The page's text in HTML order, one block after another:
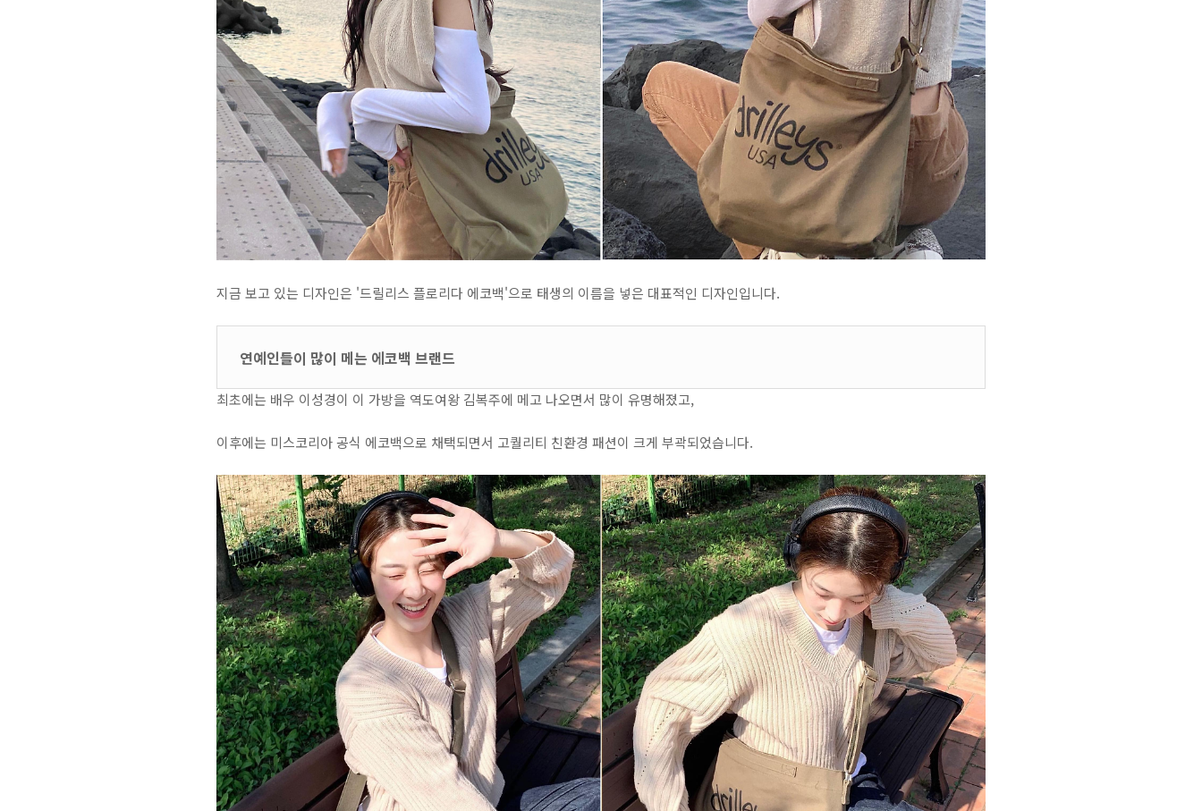
지금 보고 있는 디자인은 '드릴리스 플로리다 에코백'으로 태생의 이름을 넣은 대표적인 디자인입니다.
연예인들이 많이 메는 에코백 브랜드
최초에는 배우 이성경이 이 가방을 역도여왕 김복주에 메고 나오면서 많이 유명해졌고,
이후에는 미스코리아 공식 에코백으로 채택되면서 고퀄리티 친환경 패션이 크게 부곽되었습니다.